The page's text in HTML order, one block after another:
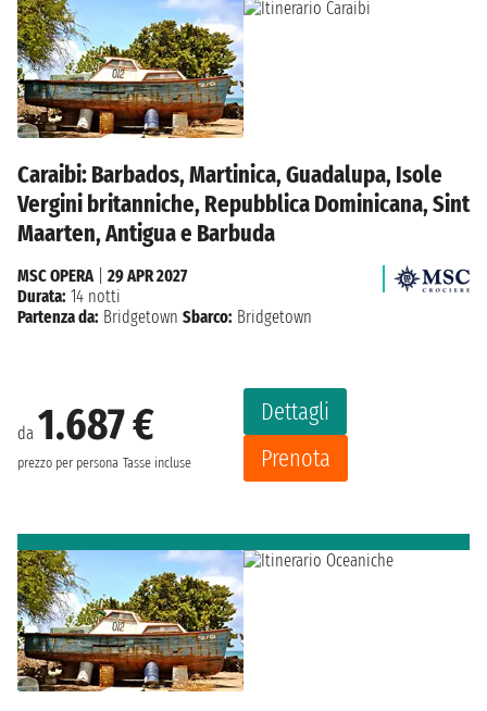
Caraibi: Barbados, Martinica, Guadalupa, Isole
Vergini britanniche, Repubblica Dominicana, Sint
Maarten, Antigua e Barbuda
da 1.687 €
prezzo per persona Tasse incluse
Dettagli
Prenota
MSC OPERA| 29 APR 2027
Durata: 14 notti
Partenza da: Bridgetown Sbarco: Bridgetown